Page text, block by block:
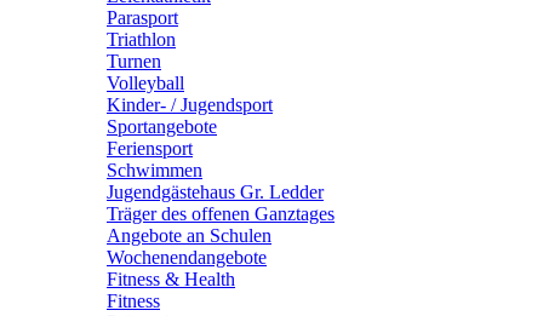
Parasport
Triathlon
Turnen
Volleyball
Kinder- / Jugendsport
Sportangebote
Feriensport
Schwimmen
Jugendgästehaus Gr. Ledder
Träger des offenen Ganztages
Angebote an Schulen
Wochenendangebote
Fitness & Health
Fitness